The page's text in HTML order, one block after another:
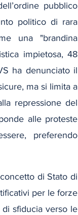
pubblico
politico di rara
una "brandina
impietosa, 48
ha denunciato il
ma si limita a
repressione del
alle proteste
preferendo
di Stato di
per le forze
sfiducia verso le